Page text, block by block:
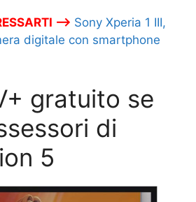
–> Sony Xperia 1 III,
digitale con smartphone
gratuito se
di
5